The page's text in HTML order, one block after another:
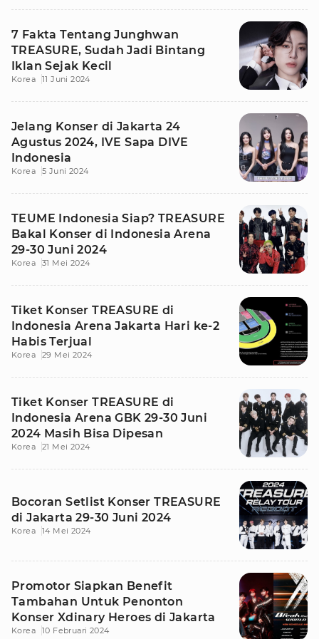
7 Fakta Tentang Junghwan
TREASURE, Sudah Jadi Bintang
Iklan Sejak Kecil
Korea 11 Juni 2024
Jelang Konser di Jakarta 24
Agustus 2024, IVE Sapa DIVE
Indonesia
Korea 5 Juni 2024
TEUME Indonesia Siap? TREASURE
Bakal Konser di Indonesia Arena
29-30 Juni 2024
Korea 31 Mei 2024
Tiket Konser TREASURE di
Indonesia Arena Jakarta Hari ke-2
Habis Terjual
Korea 29 Mei 2024
Tiket Konser TREASURE di
Indonesia Arena GBK 29-30 Juni
2024 Masih Bisa Dipesan
Korea 21 Mei 2024
Bocoran Setlist Konser TREASURE
di Jakarta 29-30 Juni 2024
Korea 14 Mei 2024
Promotor Siapkan Benefit
Tambahan Untuk Penonton
Konser Xdinary Heroes di Jakarta
Korea 10 Februari 2024